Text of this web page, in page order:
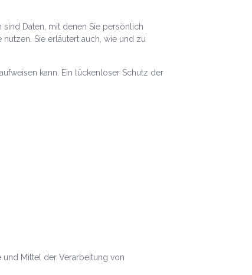
Daten, mit denen Sie persönlich
Sie erläutert auch, wie und zu
kann. Ein lückenloser Schutz der
Mittel der Verarbeitung von